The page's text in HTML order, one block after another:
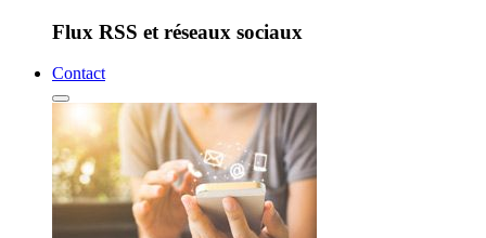
Flux RSS et réseaux sociaux
Contact